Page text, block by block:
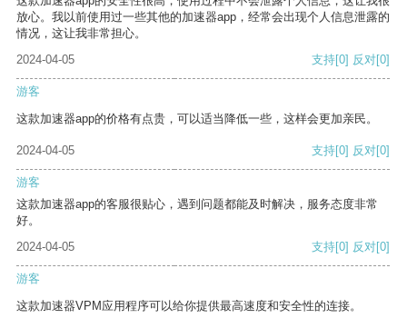
放心。我以前使用过一些其他的加速器app，经常会出现个人信息泄露的
情况，这让我非常担心。
2024-04-05
支持[0] 反对[0]
游客
这款加速器app的价格有点贵，可以适当降低一些，这样会更加亲民。
2024-04-05 支持[0] 反对[0]
游客
这款加速器app的客服很贴心，遇到问题都能及时解决，服务态度非常
好。
2024-04-05
支持[0] 反对[0]
游客
这款加速器VPM应用程序可以给你提供最高速度和安全性的连接。